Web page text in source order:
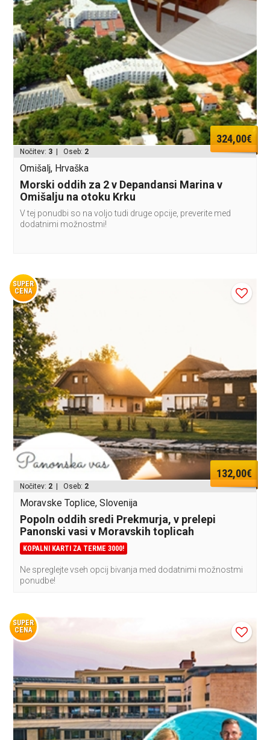
324,00€
Nočitev: 3 | Oseb: 2
Omišalj, Hrvaška
Morski oddih za 2 v Depandansi Marina v
Omišalju na otoku Krku
V tej ponudbi so na voljo tudi druge opcije, preverite med
dodatnimi možnostmi!
SUPER
CENA
132,00€
Nočitev: 2 | Oseb: 2
Moravske Toplice, Slovenija
Popoln oddih sredi Prekmurja, v prelepi
Panonski vasi v Moravskih toplicah
KOPALNI KARTI ZA TERME 3000!
Ne spreglejte vseh opcij bivanja med dodatnimi možnostmi
ponudbe!
SUPER
CENA